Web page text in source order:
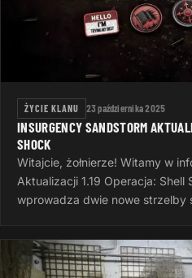
ŻYCIE KLANU 23 października 2025
INSURGENCY SANDSTORM
SHOCK
Witajcie, żołnierze! Witamy w
Aktualizacji 1.19 Operacja: Shell
wprowadza dwie nowe strzelby